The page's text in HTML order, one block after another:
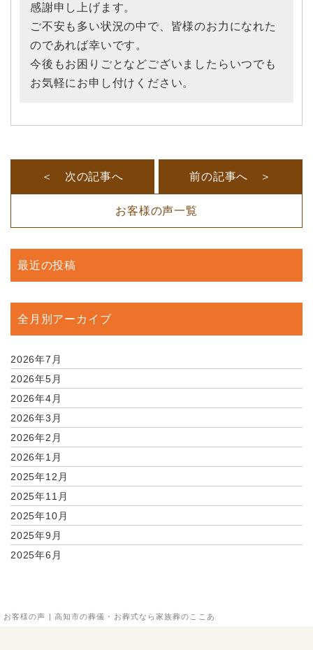
お客様の声 | 高知市の葬儀・お葬式なら家族葬のここあ
感謝申し上げます。
ご不安も多い状況の中で、皆様のお力になれた
のであれば幸いです。
今後もお困りごとなどございましたらいつでも
お気軽にお申し付けください。
＜ 次の記事へ
お客様の声一覧
前の記事へ ＞
最近の投稿
全月別アーカイブ
2026年7月
2026年5月
2026年4月
2026年3月
2026年2月
2026年1月
2025年12月
2025年11月
2025年10月
2025年9月
2025年6月